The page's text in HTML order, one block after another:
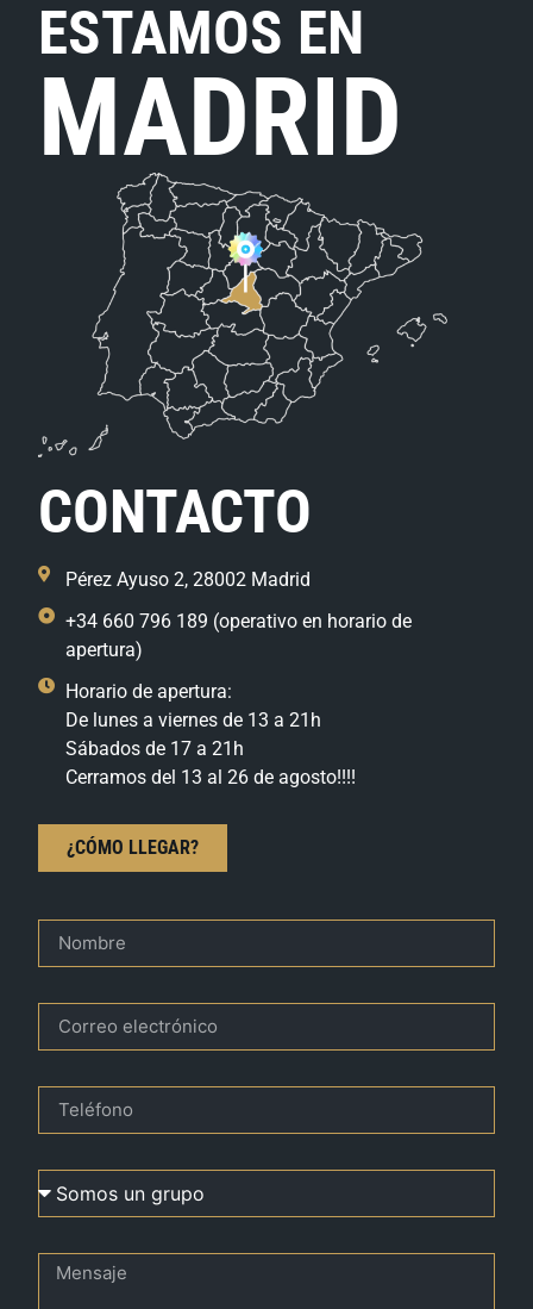
ESTAMOS EN
MADRID
CONTACTO
Pérez Ayuso 2, 28002 Madrid
+34 660 796 189 (operativo en horario de
apertura)
Horario de apertura:
De lunes a viernes de 13 a 21h
Sábados de 17 a 21h
Cerramos del 13 al 26 de agosto!!!!
¿CÓMO LLEGAR?